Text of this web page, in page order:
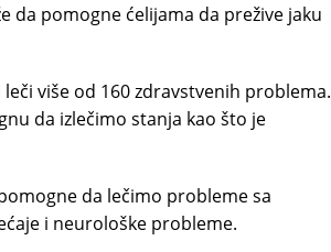
pomogne ćelijama da prežive jaku
više od 160 zdravstvenih problema.
da izlečimo stanja kao što je
da lečimo probleme sa
i neurološke probleme.